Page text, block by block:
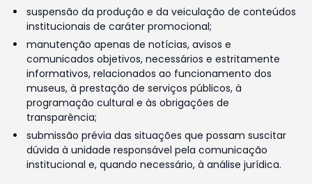
suspensão da produção e da veiculação de conteúdos
institucionais de caráter promocional;
manutenção apenas de notícias, avisos e
comunicados objetivos, necessários e estritamente
informativos, relacionados ao funcionamento dos
museus, à prestação de serviços públicos, à
programação cultural e às obrigações de
transparência;
submissão prévia das situações que possam suscitar
dúvida à unidade responsável pela comunicação
institucional e, quando necessário, à análise jurídica.